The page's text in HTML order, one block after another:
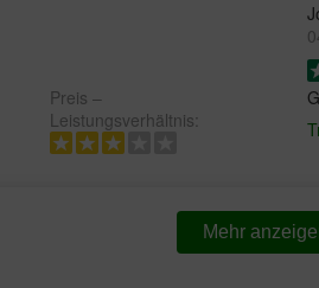
Preis –
Leistungsverhältnis:
Mehr